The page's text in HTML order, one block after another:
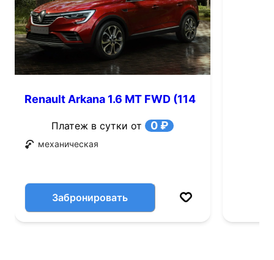
Renault Arkana 1.6 MT FWD (114
Платеж в сутки от 0 ₽
механическая
Забронировать